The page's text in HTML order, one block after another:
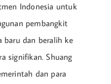
Indonesia untuk
pembangkit
baru dan beralih ke
signifikan. Shuang
dan para